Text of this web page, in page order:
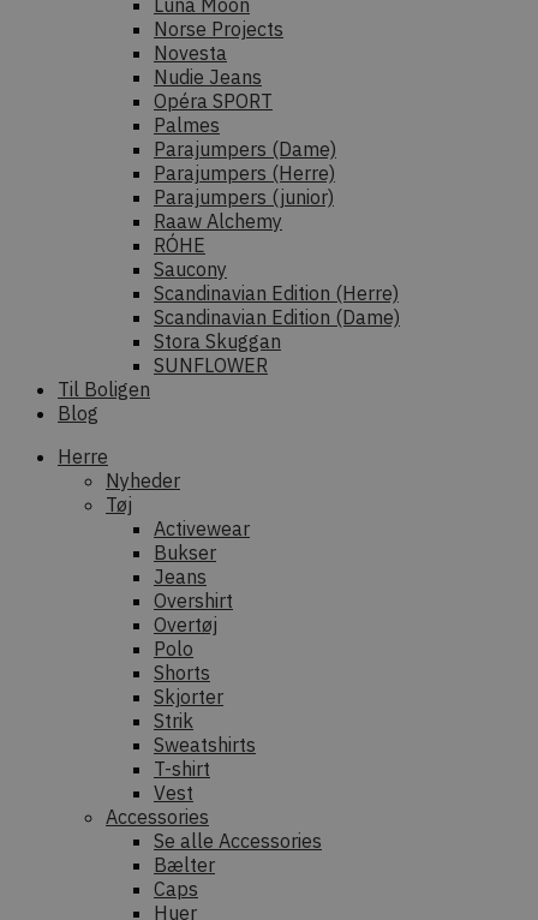
Luna Moon
Norse Projects
Novesta
Nudie Jeans
Opéra SPORT
Palmes
Parajumpers (Dame)
Parajumpers (Herre)
Parajumpers (junior)
Raaw Alchemy
RÓHE
Saucony
Scandinavian Edition (Herre)
Scandinavian Edition (Dame)
Stora Skuggan
SUNFLOWER
Til Boligen
Blog
Herre
Nyheder
Tøj
Activewear
Bukser
Jeans
Overshirt
Overtøj
Polo
Shorts
Skjorter
Strik
Sweatshirts
T-shirt
Vest
Accessories
Se alle Accessories
Bælter
Caps
Huer